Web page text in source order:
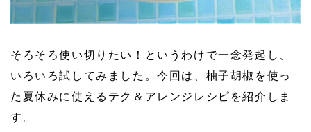
そろそろ使い切りたい！というわけで一念発起し、
いろいろ試してみました。今回は、柚子胡椒を使っ
た夏休みに使えるテク＆アレンジレシピを紹介しま
す。